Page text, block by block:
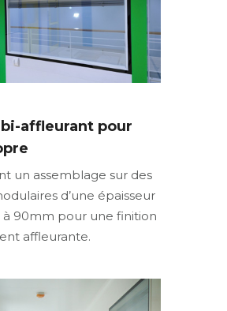
bi-affleurant pour
un assemblage sur des
d’une épaisseur
90mm pour une finition
affleurante.